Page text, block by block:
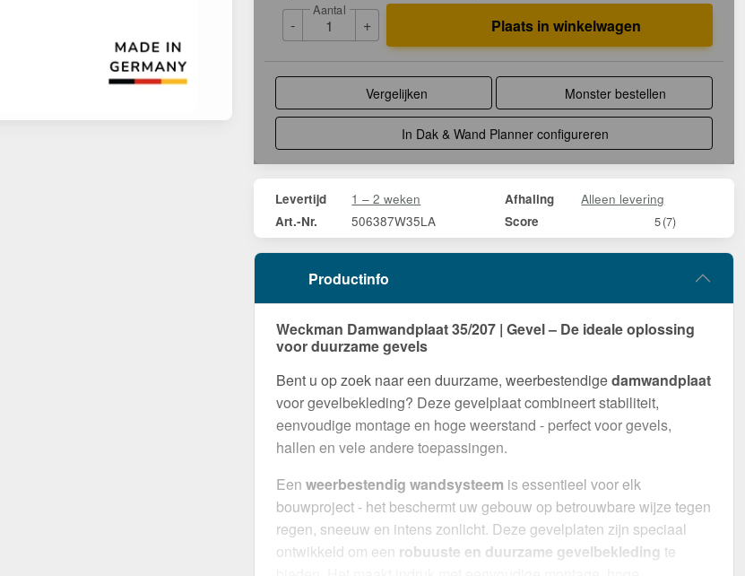
-
Aantal
+ Plaats in winkelwagen
Vergelijken Monster bestellen
In Dak & Wand Planner configureren
Levertijd 1 – 2 weken Afhaling Alleen levering
Art.-Nr. 506387W35LA Score 5(7)
Productinfo
Weckman Damwandplaat 35/207 | Gevel – De ideale oplossing
voor duurzame gevels
Bent u op zoek naar een duurzame, weerbestendigedamwandplaat
voor gevelbekleding? Deze gevelplaat combineert stabiliteit,
eenvoudige montage en hoge weerstand - perfect voor gevels,
hallen en vele andere toepassingen.
Een weerbestendig wandsysteem is essentieel voor elk
bouwproject - het beschermt uw gebouw op betrouwbare wijze tegen
regen, sneeuw en intens zonlicht. Deze gevelplaten zijn speciaal
ontwikkeld om een robuuste en duurzame gevelbekleding te